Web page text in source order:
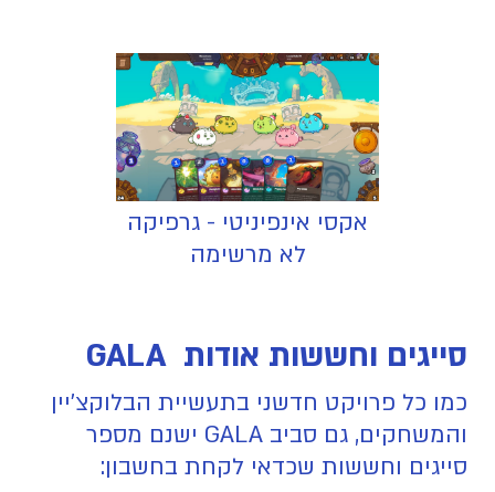
אקסי אינפיניטי - גרפיקה
לא מרשימה
סייגים וחששות אודות GALA
כמו כל פרויקט חדשני בתעשיית הבלוקצ'יין
והמשחקים, גם סביב GALA ישנם מספר
סייגים וחששות שכדאי לקחת בחשבון: